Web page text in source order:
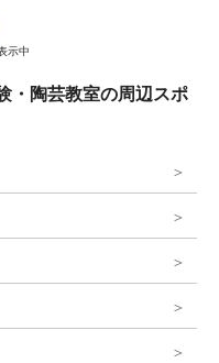
示中
・陶芸教室の周辺スポ